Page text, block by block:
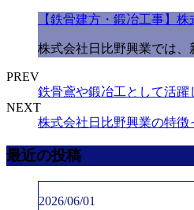
【鉄骨建方・鍛冶工事】
株式会社日比野興業では
PREV
鉄骨鳶や鍛冶工として活躍
NEXT
株式会社日比野興業の特徴
最近の投稿
2026/06/01